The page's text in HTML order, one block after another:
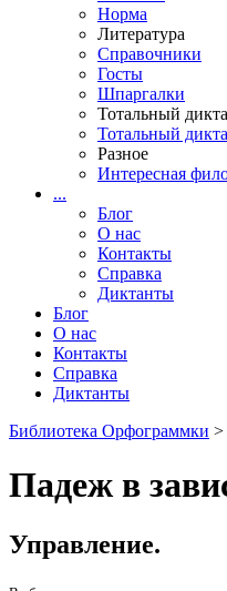
Норма
Литература
Справочники
Госты
Шпаргалки
Тотальный
Тотальный
Разное
Интересная
...
Блог
О нас
Контакты
Справка
Диктанты
Блог
О нас
Контакты
Справка
Диктанты
Библиотека Орфограммки >
Падеж в
Управление.